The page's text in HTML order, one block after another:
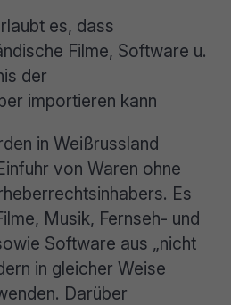
es, dass
Filme, Software u.
der
importieren ⁠kann
in Weißrussland
von Waren ohne
Es
Musik, Fernseh- und
Software aus „nicht
in gleicher Weise
Darüber